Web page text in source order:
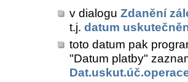
v dialogu Zdanění
t.j. datum
toto datum pak
"Datum platby"